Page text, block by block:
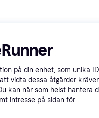
Rekommenderad
59 kr frakt 2 690 kr
på din enhet, som unika
vidta dessa åtgärder
kan när som helst hantera
intresse på sidan för